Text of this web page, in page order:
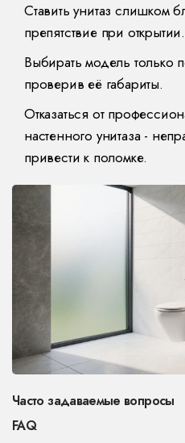
Ставить унитаз слишком
препятствие при открытии.
Выбирать модель только
проверив её габариты.
Отказаться от
настенного унитаза -
привести к поломке.
Часто задаваемые вопросы
FAQ